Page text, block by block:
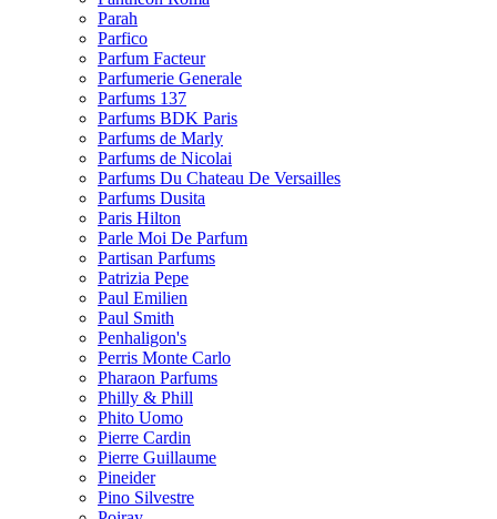
Parah
Parfico
Parfum Facteur
Parfumerie Generale
Parfums 137
Parfums BDK Paris
Parfums de Marly
Parfums de Nicolai
Parfums Du Chateau De Versailles
Parfums Dusita
Paris Hilton
Parle Moi De Parfum
Partisan Parfums
Patrizia Pepe
Paul Emilien
Paul Smith
Penhaligon's
Perris Monte Carlo
Pharaon Parfums
Philly & Phill
Phito Uomo
Pierre Cardin
Pierre Guillaume
Pineider
Pino Silvestre